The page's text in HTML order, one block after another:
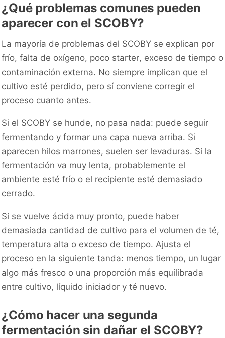
¿Qué problemas comunes pueden
aparecer con el SCOBY?
La mayoría de problemas del SCOBY se explican por
frío, falta de oxígeno, poco starter, exceso de tiempo o
contaminación externa. No siempre implican que el
cultivo esté perdido, pero sí conviene corregir el
proceso cuanto antes.
Si el SCOBY se hunde, no pasa nada: puede seguir
fermentando y formar una capa nueva arriba. Si
aparecen hilos marrones, suelen ser levaduras. Si la
fermentación va muy lenta, probablemente el
ambiente esté frío o el recipiente esté demasiado
cerrado.
Si se vuelve ácida muy pronto, puede haber
demasiada cantidad de cultivo para el volumen de té,
temperatura alta o exceso de tiempo. Ajusta el
proceso en la siguiente tanda: menos tiempo, un lugar
algo más fresco o una proporción más equilibrada
entre cultivo, líquido iniciador y té nuevo.
¿Cómo hacer una segunda
fermentación sin dañar el SCOBY?